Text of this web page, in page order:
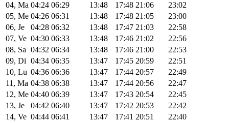
04, Ma 04:24 06:29 13:48 17:48 21:06
23:02
05, Me 04:26 06:31 13:48 17:48 21:05
23:00
06, Je
04:28 06:32 13:48 17:47 21:03
22:58
07, Ve 04:30 06:33 13:48 17:46 21:02
22:56
08, Sa 04:32 06:34 13:48 17:46 21:00
22:53
09, Di 04:34 06:35 13:47 17:45 20:59
22:51
10, Lu 04:36 06:36 13:47 17:44 20:57
22:49
11, Ma 04:38 06:38 13:47 17:44 20:56
22:47
12, Me 04:40 06:39 13:47 17:43 20:54
22:45
13, Je
04:42 06:40 13:47 17:42 20:53
22:42
14, Ve 04:44 06:41 13:47 17:41 20:51
22:40